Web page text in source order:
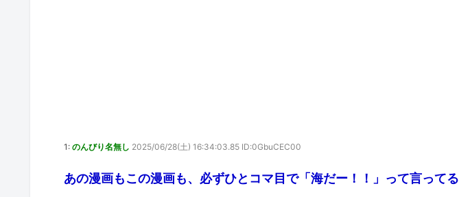
1: のんびり名無し 2025/06/28(土) 16:34:03.85 ID:0GbuCEC00
あの漫画もこの漫画も、必ずひとコマ目で「海だー！！」って言ってる